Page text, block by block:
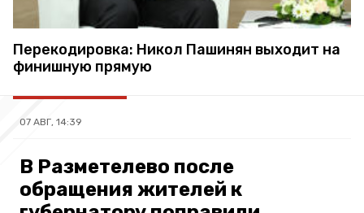
Перекодировка: Никол Пашинян выходит на
финишную прямую
07 АВГ, 14:39
В Разметелево после
обращения жителей к